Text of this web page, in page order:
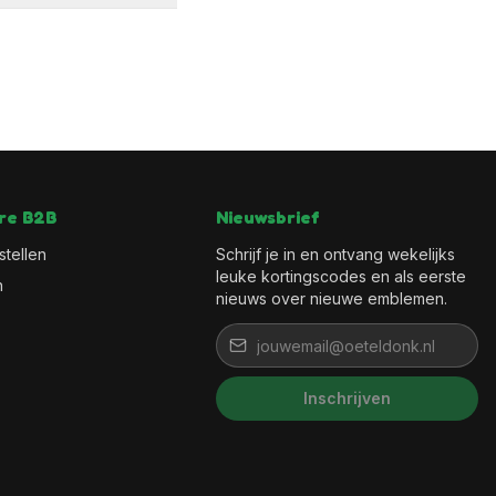
B2B Nieuwsbrief
Schrijf je in en ontvang wekelijks
leuke kortingscodes en als eerste
nieuws over nieuwe emblemen.
Inschrijven